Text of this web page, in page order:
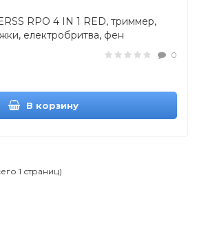
RPO 4 IN 1 RED, триммер,
електробритва, фен
0
В корзину
1 страниц)